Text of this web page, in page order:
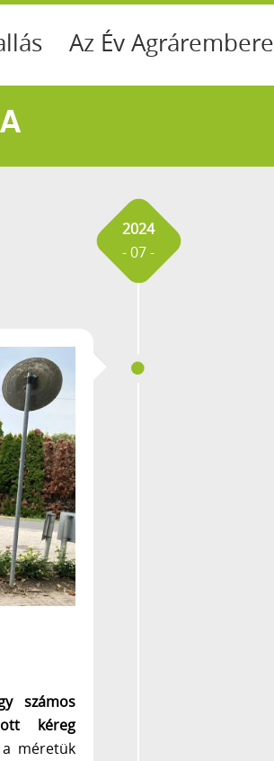
Az Év Agrárembere
2024
- 07 -
számos
kéreg
méretük